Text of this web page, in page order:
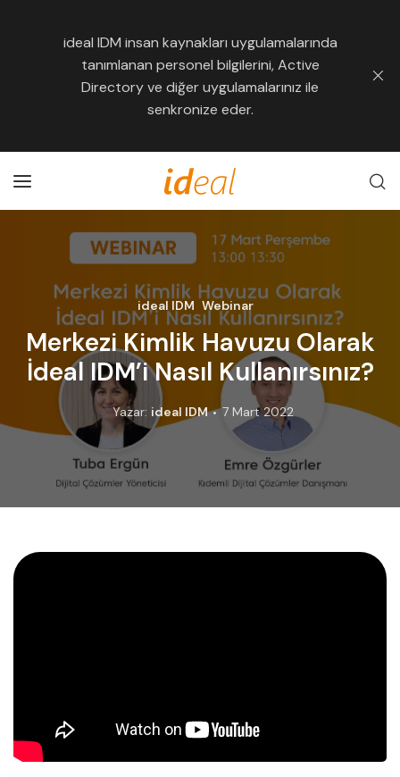
ideal IDM insan kaynakları uygulamalarında
tanımlanan personel bilgilerini, Active
Directory ve diğer uygulamalarınız ile
senkronize eder.
ideal IDM Webinar
Merkezi Kimlik Havuzu Olarak
İdeal IDM’i Nasıl Kullanırsınız?
Yazar: ideal IDM 7 Mart 2022